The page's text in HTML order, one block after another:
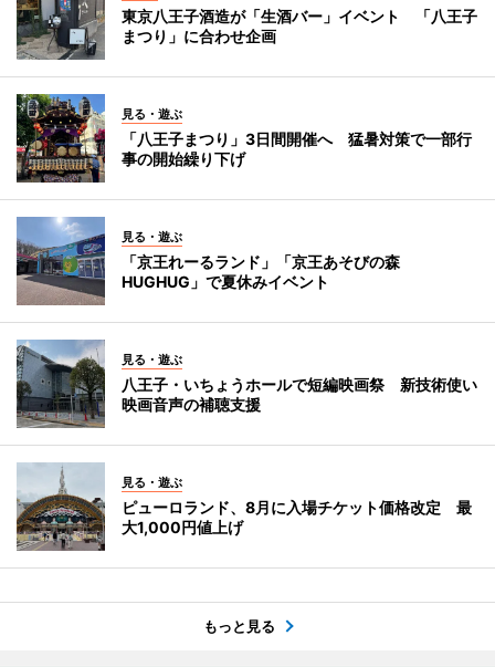
東京八王子酒造が「生酒バー」イベント 「八王子
まつり」に合わせ企画
見る・遊ぶ
「八王子まつり」3日間開催へ 猛暑対策で一部行
事の開始繰り下げ
見る・遊ぶ
「京王れーるランド」「京王あそびの森
HUGHUG」で夏休みイベント
見る・遊ぶ
八王子・いちょうホールで短編映画祭 新技術使い
映画音声の補聴支援
見る・遊ぶ
ピューロランド、8月に入場チケット価格改定 最
大1,000円値上げ
もっと見る